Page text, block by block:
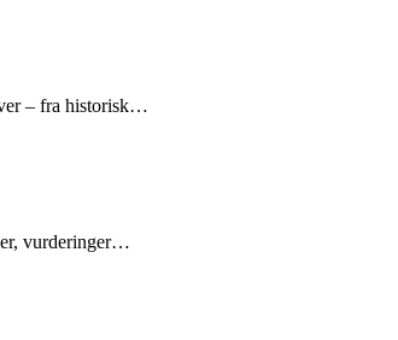
– fra historisk…
vurderinger…